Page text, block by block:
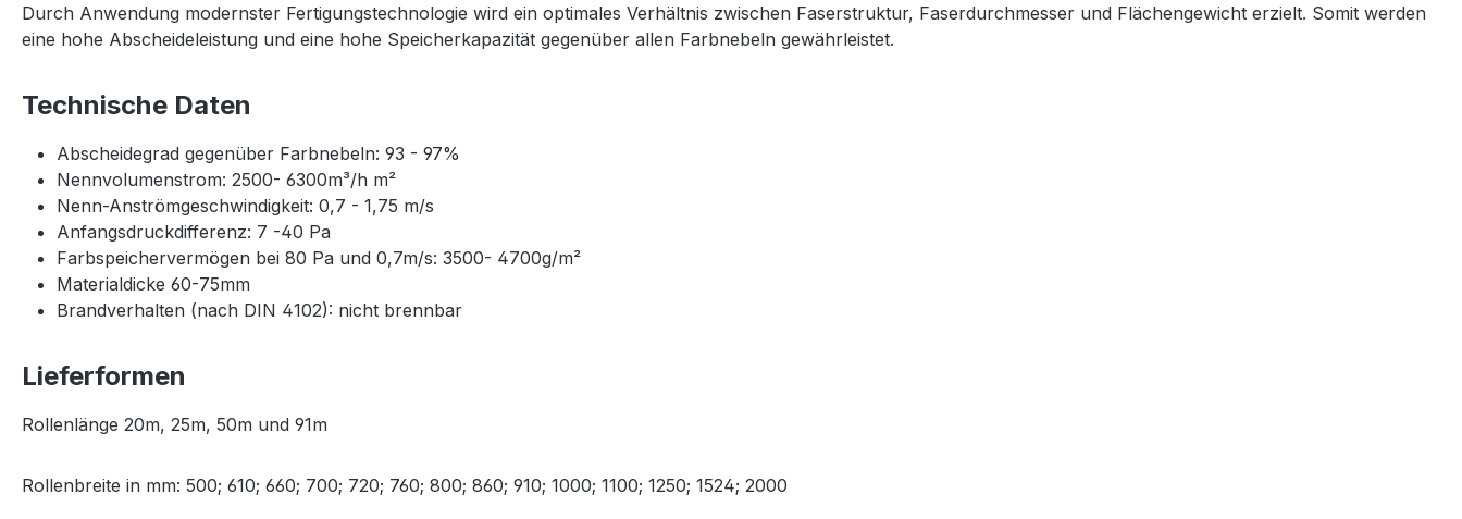
Durch Anwendung modernster Fertigungstechnologie wird ein optimales Verhältnis zwischen Faserstruktur, Faserdurchmesser und Flächengewicht erzielt. Somit werden
eine hohe Abscheideleistung und eine hohe Speicherkapazität gegenüber allen Farbnebeln gewährleistet.
Technische Daten
Abscheidegrad gegenüber Farbnebeln: 93 - 97%
Nennvolumenstrom: 2500- 6300m³/h m²
Nenn-Anströmgeschwindigkeit: 0,7 - 1,75 m/s
Anfangsdruckdifferenz: 7 -40 Pa
Farbspeichervermögen bei 80 Pa und 0,7m/s: 3500- 4700g/m²
Materialdicke 60-75mm
Brandverhalten (nach DIN 4102): nicht brennbar
Lieferformen
Rollenlänge 20m, 25m, 50m und 91m
Rollenbreite in mm: 500; 610; 660; 700; 720; 760; 800; 860; 910; 1000; 1100; 1250; 1524; 2000